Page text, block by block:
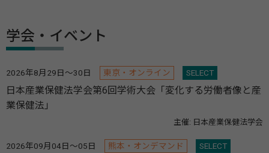
学会・イベント
2026年8月29日～30日 東京・オンライン SELECT
日本産業保健法学会第6回学術大会「変化する労働者像と産
業保健法」
主催: 日本産業保健法学会
2026年09月04日～05日 熊本・オンデマンド SELECT